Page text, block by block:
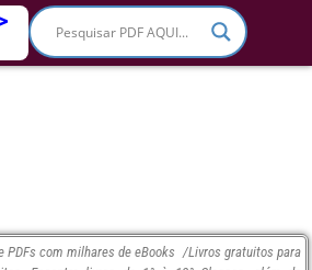
PDFs com milhares de eBooks /Livros gratuitos para